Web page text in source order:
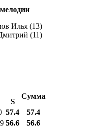
Илья (13)
(11)
Сумма
S
57.4
57.4
56.6 56.6